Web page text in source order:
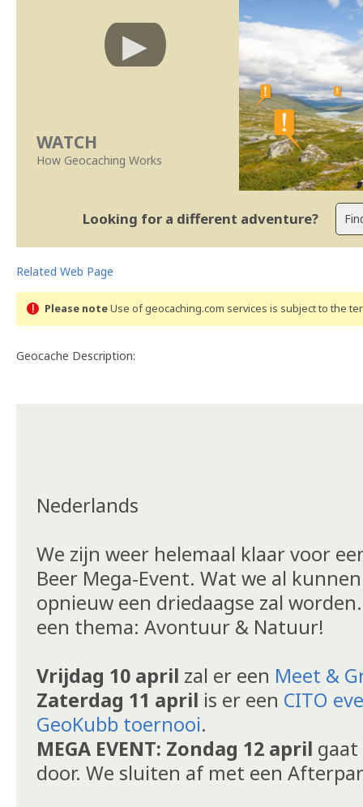
WATCH
How Geocaching Works
Looking for a different adventure?
Related Web Page
Please noteUse of geocaching.com services is subject to the
Geocache Description:
Nederlands
We zijn weer helemaal klaar voor
Beer Mega-Event. Wat we al
opnieuw een driedaagse zal
een thema: Avontuur & Natuur!
Vrijdag 10 april zal er een Meet &
Zaterdag 11 april is er een CITO
GeoKubb toernooi.
MEGA EVENT: Zondag 12 april gaat
door. We sluiten af met een